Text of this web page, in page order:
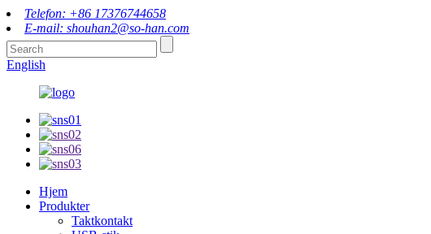
Telefon: +86 17376744658
E-mail: shouhan2@so-han.com
English
Hjem
Produkter
Taktkontakt